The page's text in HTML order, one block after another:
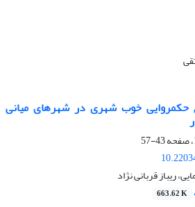
حکمروایی خوب شهری در شهرهای میانی
43-57
ریباز قربانی نژاد
663.62 K